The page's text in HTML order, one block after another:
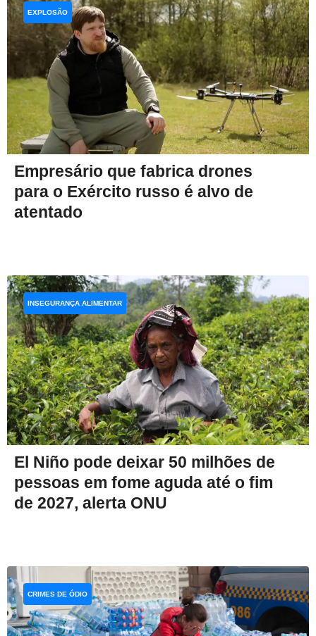
Empresário que fabrica drones
para o Exército russo é alvo de
atentado
EXPLOSÃO
El Niño pode deixar 50 milhões de
pessoas em fome aguda até o fim
de 2027, alerta ONU
INSEGURANÇA ALIMENTAR
CRIMES DE ÓDIO